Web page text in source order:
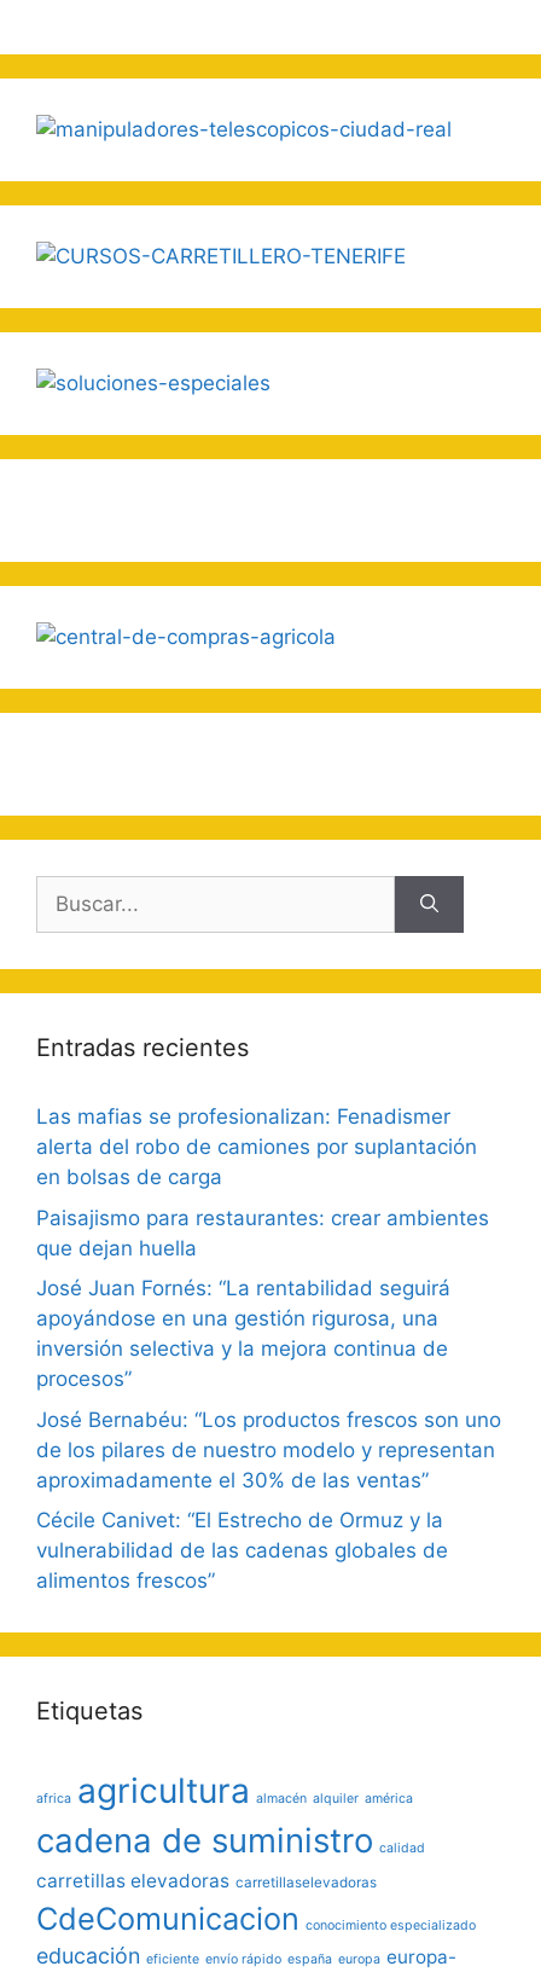
Buscar:
Entradas recientes
Las mafias se profesionalizan: Fenadismer
alerta del robo de camiones por suplantación
en bolsas de carga
Paisajismo para restaurantes: crear ambientes
que dejan huella
José Juan Fornés: “La rentabilidad seguirá
apoyándose en una gestión rigurosa, una
inversión selectiva y la mejora continua de
procesos”
José Bernabéu: “Los productos frescos son uno
de los pilares de nuestro modelo y representan
aproximadamente el 30% de las ventas”
Cécile Canivet: “El Estrecho de Ormuz y la
vulnerabilidad de las cadenas globales de
alimentos frescos”
Etiquetas
africa agricultura almacén alquiler américa
cadena de suministro calidad
carretillas elevadoras carretillaselevadoras
CdeComunicacion conocimiento especializado
educación eficiente envío rápido españa europa europa-